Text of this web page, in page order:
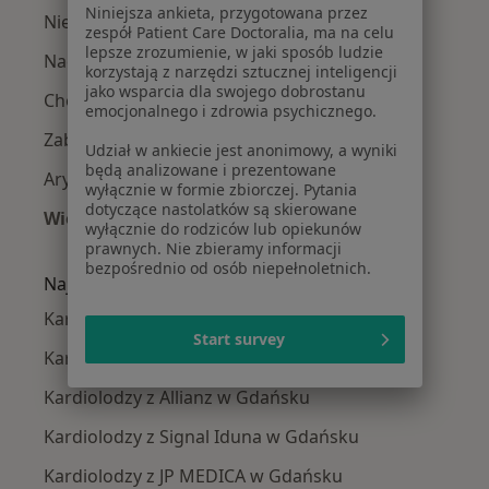
Niewydolność serca w Gdańsku
Nadciśnienie tętnicze w Gdańsku
Choroba niedokrwienna serca w Gdańsku
Zaburzenia rytmu serca w Gdańsku
Arytmia w Gdańsku
Więcej (15)
Więcej w kategorii: Najczęście leczone
Najpopularniejsze ubezpieczenia
Kardiolodzy z TU Zdrowie w Gdańsku
Kardiolodzy z Medicover w Gdańsku
Kardiolodzy z Allianz w Gdańsku
Kardiolodzy z Signal Iduna w Gdańsku
Kardiolodzy z JP MEDICA w Gdańsku
Niniejsza ankieta, przygotowana przez
zespół Patient Care Doctoralia, ma na celu
lepsze zrozumienie, w jaki sposób ludzie
korzystają z narzędzi sztucznej inteligencji
jako wsparcia dla swojego dobrostanu
emocjonalnego i zdrowia psychicznego.
Udział w ankiecie jest anonimowy, a wyniki
będą analizowane i prezentowane
wyłącznie w formie zbiorczej. Pytania
dotyczące nastolatków są skierowane
wyłącznie do rodziców lub opiekunów
prawnych. Nie zbieramy informacji
bezpośrednio od osób niepełnoletnich.
Start survey